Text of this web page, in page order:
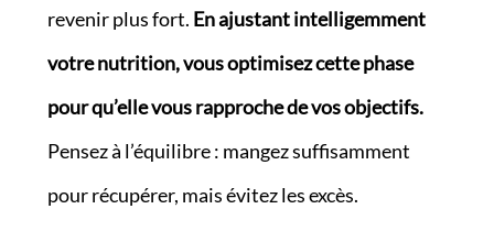
revenir plus fort. En ajustant intelligemment
votre nutrition, vous optimisez cette phase
pour qu’elle vous rapproche de vos objectifs.
Pensez à l’équilibre : mangez suffisamment
pour récupérer, mais évitez les excès.